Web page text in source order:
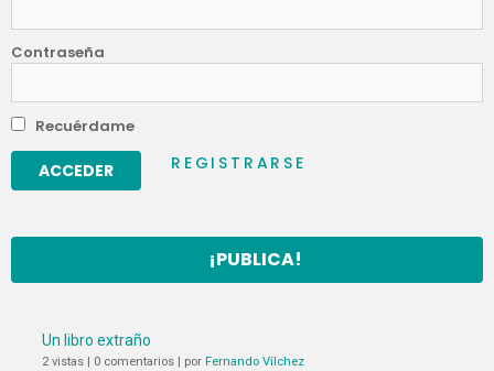
Contraseña
Recuérdame
REGISTRARSE
¡PUBLICA!
Un libro extraño
2 vistas 0 comentarios por Fernando Vílchez